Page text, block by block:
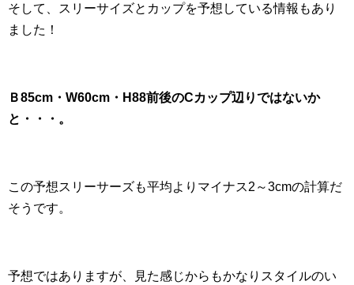
そして、スリーサイズとカップを予想している情報もあり
ました！
Ｂ85cm・W60cm・H88前後のCカップ辺りではないか
と・・・。
この予想スリーサーズも平均よりマイナス2～3cmの計算だ
そうです。
予想ではありますが、見た感じからもかなりスタイルのい